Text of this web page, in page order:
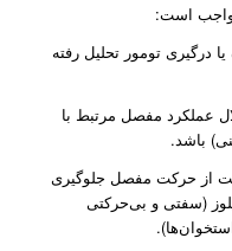
درگیری تومور تحلیل رفته
عملکرد مفصل مرتبط با
باشد.
از حرکت مفصل جلوگیری
(سفتی و بی‌حرکتی